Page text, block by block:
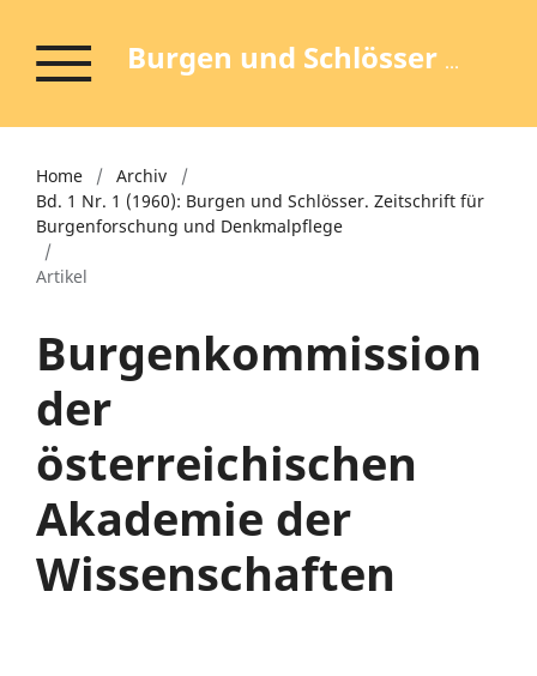
Burgen und Schlösser - Zeitschrift für Burgenforschung und Denkmalpflege
Home / Archiv
/
Bd. 1 Nr. 1 (1960): Burgen und Schlösser. Zeitschrift für
Burgenforschung und Denkmalpflege
/
Artikel
Burgenkommission
der
österreichischen
Akademie der
Wissenschaften